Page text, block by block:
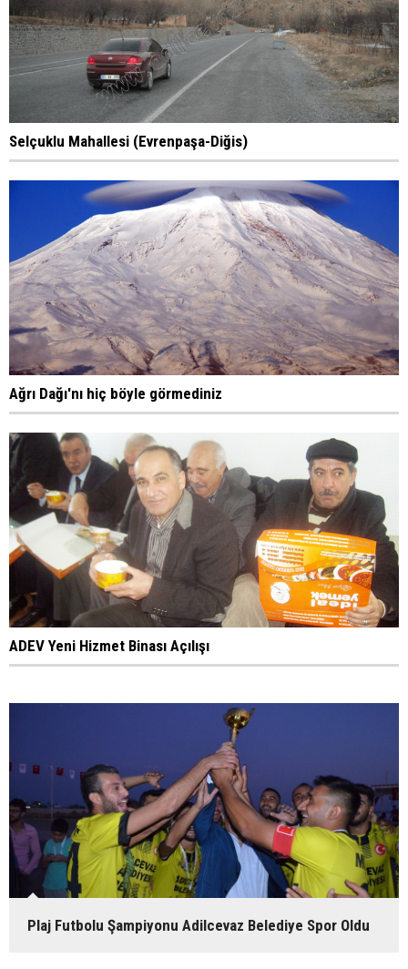
Selçuklu Mahallesi (Evrenpaşa-Diğis)
Ağrı Dağı'nı hiç böyle görmediniz
ADEV Yeni Hizmet Binası Açılışı
Plaj Futbolu Şampiyonu Adilcevaz Belediye Spor Oldu